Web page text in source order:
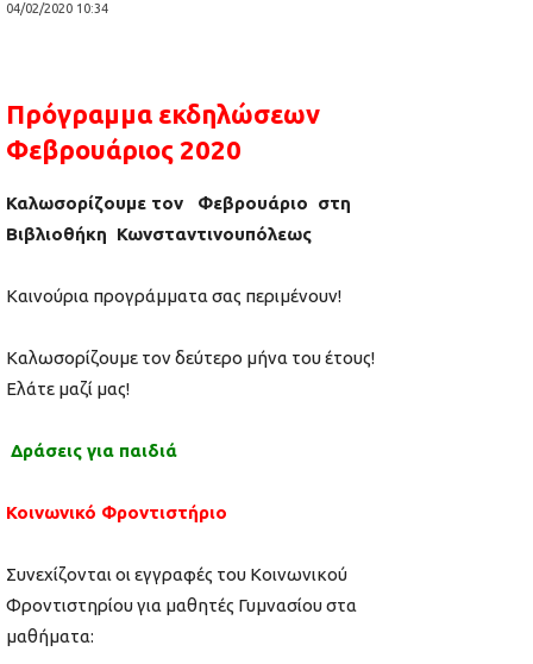
04/02/2020 10:34
Πρόγραμμα εκδηλώσεων
Φεβρουάριος 2020
Καλωσορίζουμε τον Φεβρουάριο στη
Βιβλιοθήκη Κωνσταντινουπόλεως
Καινούρια προγράμματα σας περιμένουν!
Καλωσορίζουμε τον δεύτερο μήνα του έτους!
Ελάτε μαζί μας!
Δράσεις για παιδιά
Κοινωνικό Φροντιστήριο
Συνεχίζονται οι εγγραφές του Κοινωνικού
Φροντιστηρίου για μαθητές Γυμνασίου στα
μαθήματα: